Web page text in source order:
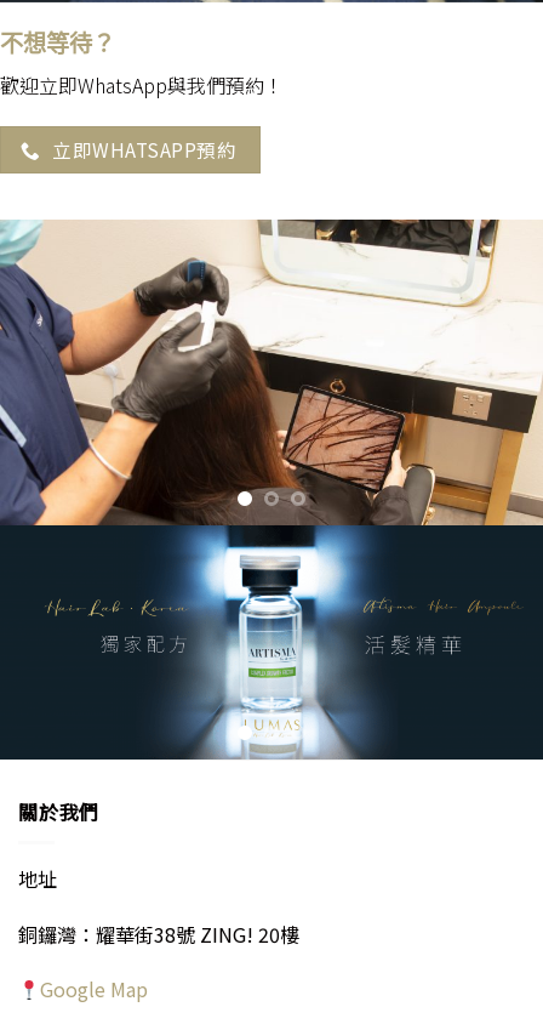
不想等待？
歡迎立即WhatsApp與我們預約！
立即WHATSAPP預約
關於我們
地址
銅鑼灣：耀華街38號 ZING! 20樓
Google Map